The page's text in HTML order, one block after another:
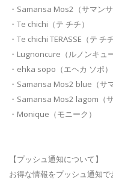
・Samansa Mos2（サマンサ
・Te chichi（テ チチ）
・Te chichi TERASSE（テ チ
・Lugnoncure（ルノンキュ
・ehka sopo（エヘカ ソポ）
・Samansa Mos2 blue（サ
・Samansa Mos2 lagom（
・Monique（モニーク）
【プッシュ通知について】
お得な情報をプッシュ通知